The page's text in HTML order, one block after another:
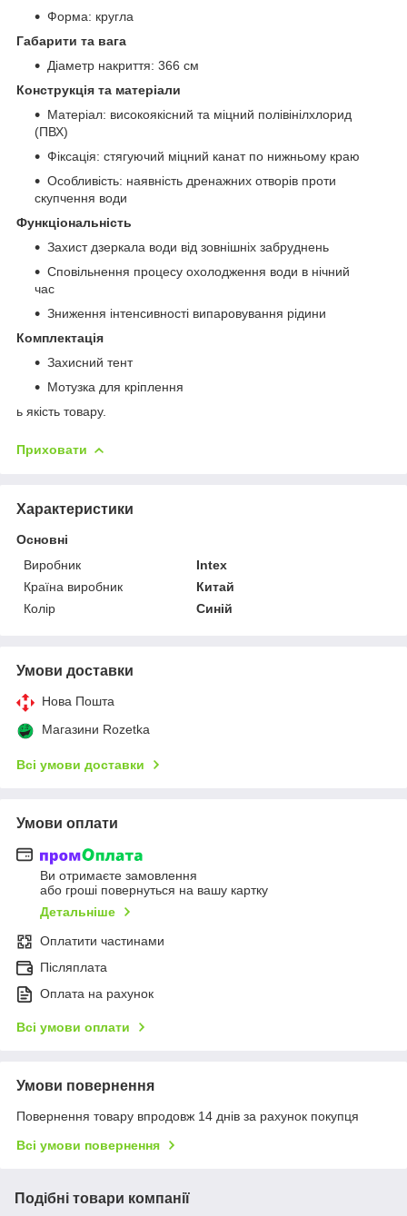
Форма: кругла
Габарити та вага
Діаметр накриття: 366 см
Конструкція та матеріали
Матеріал: високоякісний та міцний полівінілхлорид
(ПВХ)
Фіксація: стягуючий міцний канат по нижньому краю
Особливість: наявність дренажних отворів проти
скупчення води
Функціональність
Захист дзеркала води від зовнішніх забруднень
Сповільнення процесу охолодження води в нічний
час
Зниження інтенсивності випаровування рідини
Комплектація
Захисний тент
Мотузка для кріплення
ь якість товару.
Приховати
Характеристики
Основні
Виробник
Intex
Країна виробник
Китай
Колір
Синій
Умови доставки
Нова Пошта
Магазини Rozetka
Всі умови доставки
Умови оплати
Ви отримаєте замовлення
або гроші повернуться на вашу картку
Детальніше
Оплатити частинами
Післяплата
Оплата на рахунок
Всі умови оплати
Умови повернення
Повернення товару впродовж 14 днів за рахунок покупця
Всі умови повернення
Подібні товари компанії